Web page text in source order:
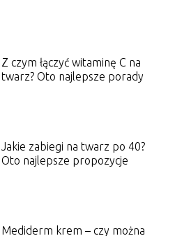
Z czym łączyć witaminę C na
twarz? Oto najlepsze porady
Jakie zabiegi na twarz po 40?
Oto najlepsze propozycje
Mediderm krem – czy można